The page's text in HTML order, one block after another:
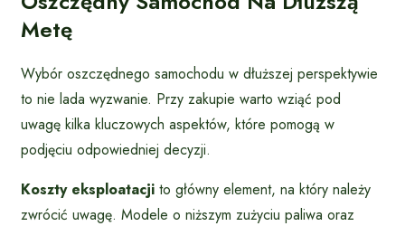
Metę
Wybór oszczędnego samochodu w dłuższej perspektywie
to nie lada wyzwanie. Przy zakupie warto wziąć pod
uwagę kilka kluczowych aspektów, które pomogą w
podjęciu odpowiedniej decyzji.
Koszty eksploatacji to główny element, na który należy
zwrócić uwagę. Modele o niższym zużyciu paliwa oraz